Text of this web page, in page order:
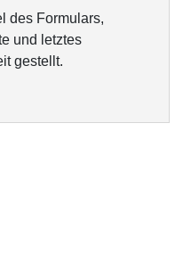
des Formulars,
und letztes
gestellt.